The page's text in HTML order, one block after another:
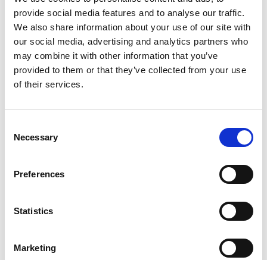
provide social media features and to analyse our traffic.
We also share information about your use of our site with
our social media, advertising and analytics partners who
may combine it with other information that you’ve
provided to them or that they’ve collected from your use
of their services.
Selection
Necessary
Preferences
Statistics
Marketing
Produkt anzeigen Produkt anzeigen
Mehr als 10.000 zufriedene
Kunden
Kostenloser Versand in den